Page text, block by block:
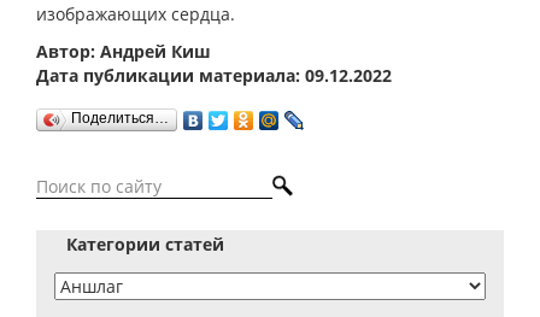
изображающих сердца.
Автор: Андрей Киш
Дата публикации материала: 09.12.2022
Поделиться…
Категории статей